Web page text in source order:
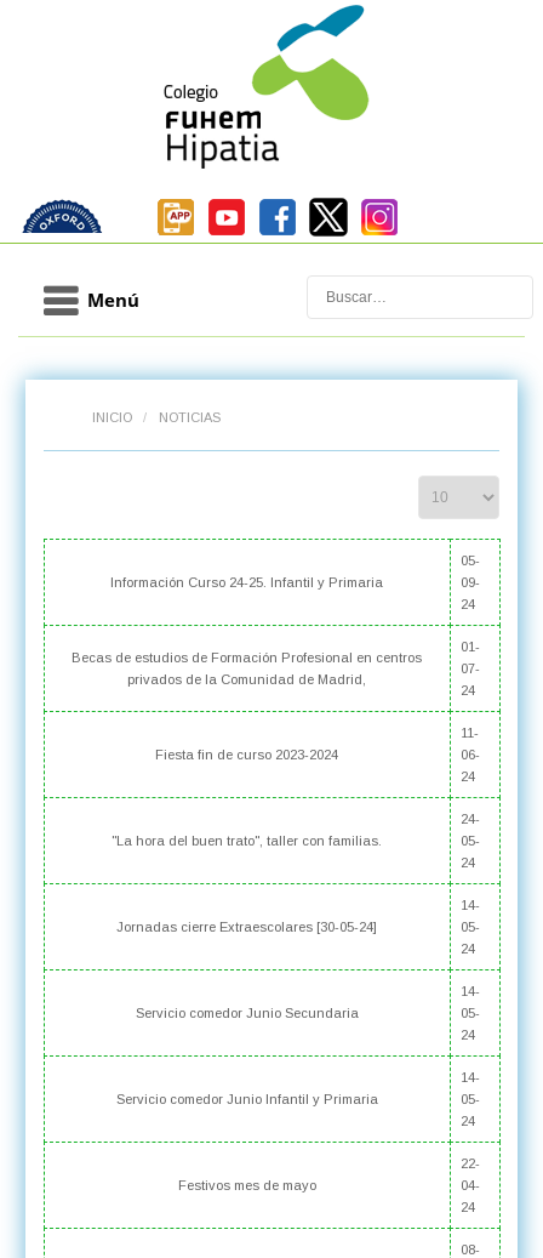
Menú
Buscar
INICIO / NOTICIAS
Cantidad
Artículos
Información Curso 24-25. Infantil y Primaria
05-
09-
24
Becas de estudios de Formación Profesional en centros
privados de la Comunidad de Madrid,
01-
07-
24
Fiesta fin de curso 2023-2024
11-
06-
24
"La hora del buen trato", taller con familias.
24-
05-
24
Jornadas cierre Extraescolares [30-05-24]
14-
05-
24
Servicio comedor Junio Secundaria
14-
05-
24
Servicio comedor Junio Infantil y Primaria
14-
05-
24
Festivos mes de mayo
22-
04-
24
08-